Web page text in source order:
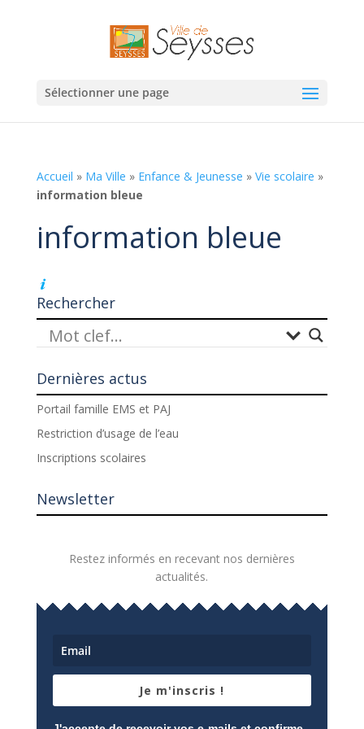
Sélectionner une page
Accueil » Ma Ville » Enfance & Jeunesse » Vie scolaire »
information bleue
information bleue
Rechercher
Dernières actus
Portail famille EMS et PAJ
Restriction d’usage de l’eau
Inscriptions scolaires
Newsletter
Restez informés en recevant nos dernières
actualités.
Je m'inscris !